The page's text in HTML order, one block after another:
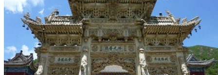
Côte Est
Anhui 安徽
Hangzhou 杭州
Jiangxi 江西
Montagnes Jaunes
Shandong 山东
Shanghai 上海
Suzhou 苏州